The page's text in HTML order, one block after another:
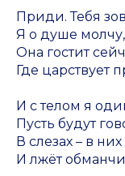
Приди. Тебя
Я о душе
Она гостит
Где царствует
И с телом я
Пусть будут
В слезах – в
И лжёт